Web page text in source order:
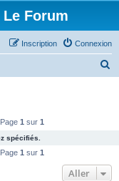
Le Forum
Connexion
Inscription
c
1 sur 1
spécifiés.
1 sur 1
Aller